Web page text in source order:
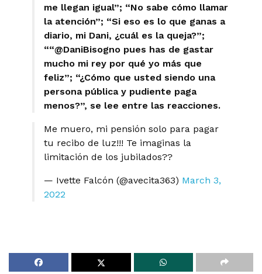
me llegan igual”; “No sabe cómo llamar
la atención”; “Si eso es lo que ganas a
diario, mi Dani, ¿cuál es la queja?”;
““@DaniBisogno pues has de gastar
mucho mi rey por qué yo más que
feliz”; “¿Cómo que usted siendo una
persona pública y pudiente paga
menos?”, se lee entre las reacciones.
Me muero, mi pensión solo para pagar
tu recibo de luz!!! Te imaginas la
limitación de los jubilados??
— Ivette Falcón (@avecita363) March 3,
2022